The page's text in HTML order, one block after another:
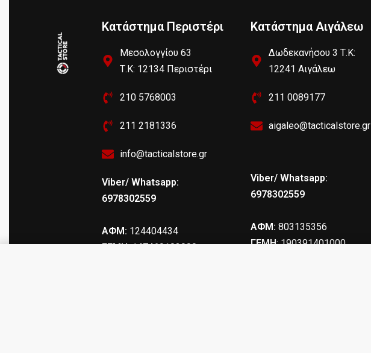
Κατάστημα Περιστέρι
Μεσολογγίου 63
Τ.Κ: 12134 Περιστέρι
210 5768003
211 2181336
info@tacticalstore.gr
Viber/ Whatsapp:
6978302559
ΑΦΜ: 124404434
ΓΕΜΗ: 147469103000
Κατάστημα Αιγάλεω
Δωδεκανήσου 3 Τ.Κ:
12241 Αιγάλεω
211 0089177
aigaleo@tacticalstore.gr
Viber/ Whatsapp:
6978302559
ΑΦΜ: 803135356
ΓΕΜΗ: 190391401000